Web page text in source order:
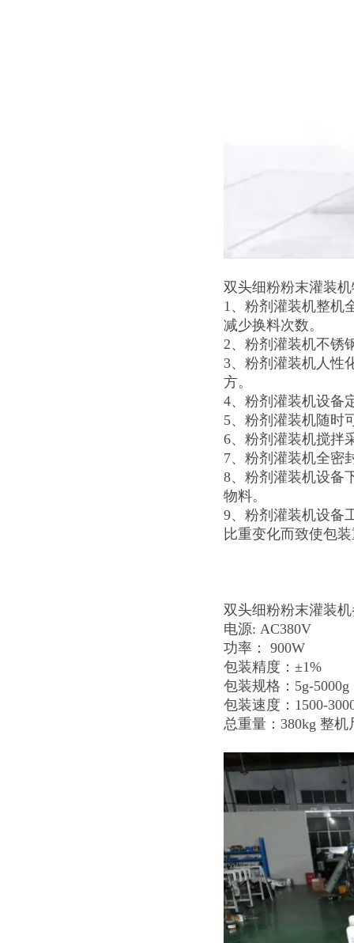
双头细粉粉末灌装
1、粉剂灌装机整机
减少换料次数。
2、粉剂灌装机不锈
3、粉剂灌装机人性
方。
4、粉剂灌装机设备
5、粉剂灌装机随时
6、粉剂灌装机搅拌
7、粉剂灌装机全密
8、粉剂灌装机设备
物料。
9、粉剂灌装机设备
比重变化而致使包
双头细粉粉末灌装
电源: AC380V
功率： 900W
包装精度：±1%
包装规格：5g-5000g
包装速度：1500-
总重量：380kg 整